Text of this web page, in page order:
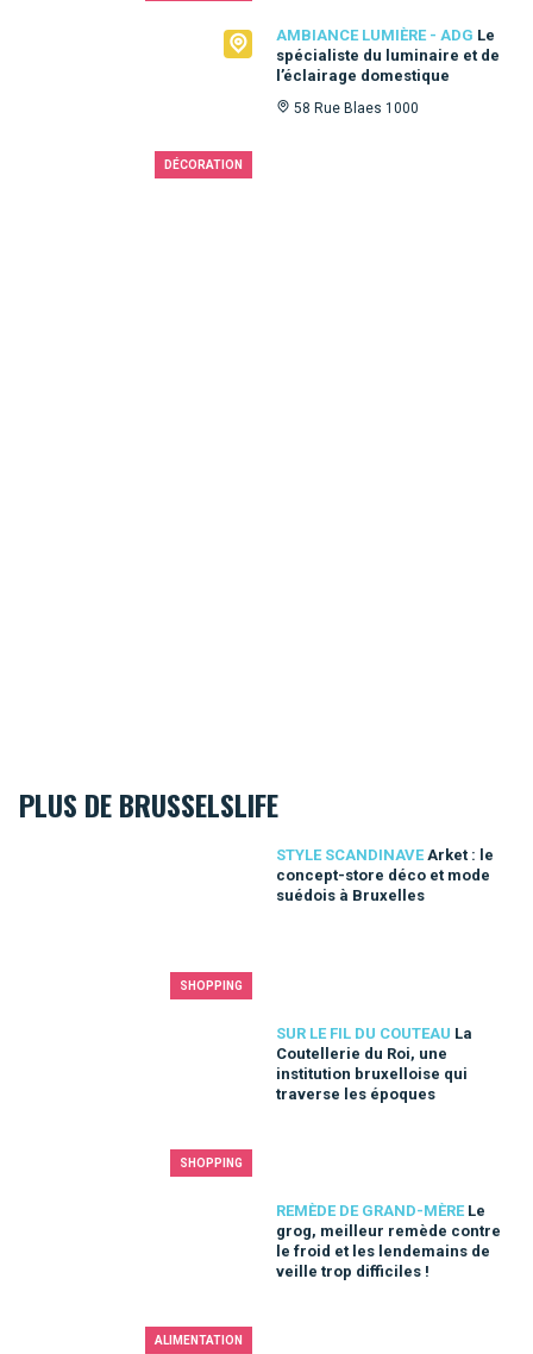
DÉCORATION
AMBIANCE LUMIÈRE - ADG Le
spécialiste du luminaire et de
l’éclairage domestique
58 Rue Blaes 1000
Ambiance Lumière - ADG
PLUS DE BRUSSELSLIFE
SHOPPING
STYLE SCANDINAVE Arket : le
concept-store déco et mode
suédois à Bruxelles
Arket : le concept-store déco et mode suédois à Bruxelles
SHOPPING
SUR LE FIL DU COUTEAU La
Coutellerie du Roi, une
institution bruxelloise qui
traverse les époques
La Coutellerie du Roi, une institution bruxelloise qui traverse
ALIMENTATION
REMÈDE DE GRAND-MÈRE Le
grog, meilleur remède contre
le froid et les lendemains de
veille trop difficiles !
Le grog, meilleur remède contre le froid et les lendemains